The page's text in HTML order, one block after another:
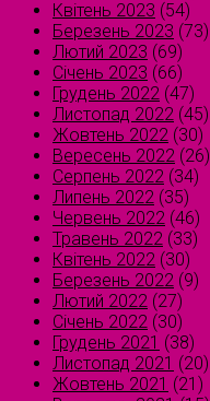
Квітень 2023 (54)
Березень 2023 (73)
Лютий 2023 (69)
Січень 2023 (66)
Грудень 2022 (47)
Листопад 2022 (45)
Жовтень 2022 (30)
Вересень 2022 (26)
Серпень 2022 (34)
Липень 2022 (35)
Червень 2022 (46)
Травень 2022 (33)
Квітень 2022 (30)
Березень 2022 (9)
Лютий 2022 (27)
Січень 2022 (30)
Грудень 2021 (38)
Листопад 2021 (20)
Жовтень 2021 (21)